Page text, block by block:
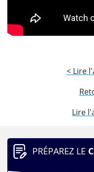
< Lire
Lire
PRÉPAREZ LE